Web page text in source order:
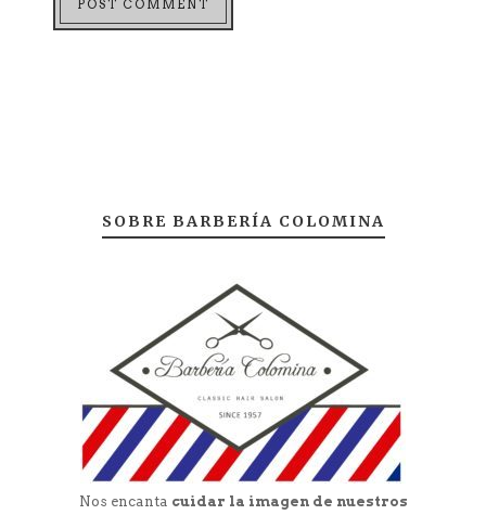
SOBRE BARBERÍA COLOMINA
Nos encanta cuidar la imagen de nuestros